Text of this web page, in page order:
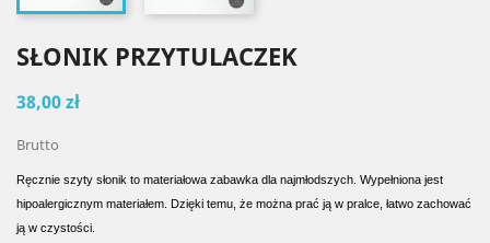
SŁONIK PRZYTULACZEK
38,00 zł
Brutto
Ręcznie szyty słonik to materiałowa zabawka dla najmłodszych. Wypełniona jest
hipoalergicznym materiałem. Dzięki temu, że można prać ją w pralce, łatwo zachować
ją w czystości.